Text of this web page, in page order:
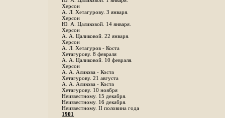
Херсон
А. Л. Хетагурову. 3 января.
Херсон
Ю. А. Цаликовой. 14 января.
Херсон
А. А. Цаликовой. 22 января.
Херсон
А. Л. Хетагуров - Коста
Хетагурову. 8 февраля
А. А. Цаликовой. 10 февраля.
Херсон
А. А. Аликова - Коста
Хетагурову. 21 августа
А. А. Аликова - Коста
Хетагурову. 10 ноября
Неизвестному. 15 декабря.
Неизвестному. 16 декабря.
Неизвестному. II половина года
1901